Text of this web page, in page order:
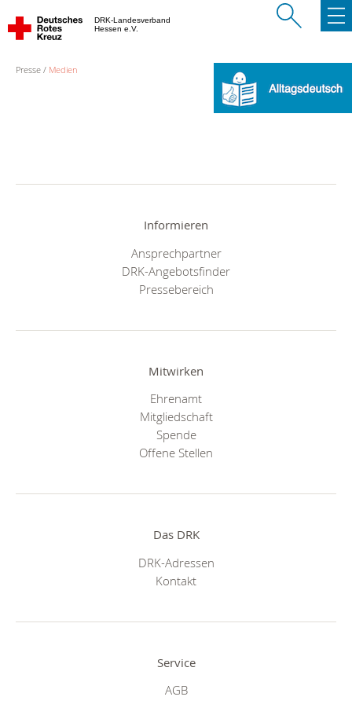
DRK-Landesverband
Hessen e.V.
Presse Medien
Informieren
Ansprechpartner
DRK-Angebotsfinder
Pressebereich
Mitwirken
Ehrenamt
Mitgliedschaft
Spende
Offene Stellen
Das DRK
DRK-Adressen
Kontakt
Service
AGB